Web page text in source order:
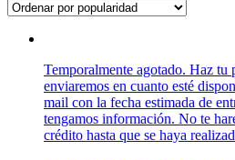
Temporalmente agotado. Haz tu
enviaremos en cuanto esté
mail con la fecha estimada de
tengamos información. No te
crédito hasta que se haya